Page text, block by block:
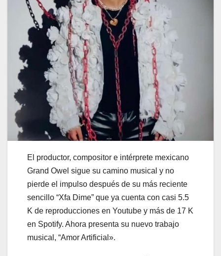
El productor, compositor e intérprete mexicano
Grand Owel sigue su camino musical y no
pierde el impulso después de su más reciente
sencillo “Xfa Dime” que ya cuenta con casi 5.5
K de reproducciones en Youtube y más de 17 K
en Spotify. Ahora presenta su nuevo trabajo
musical, “Amor Artificial».